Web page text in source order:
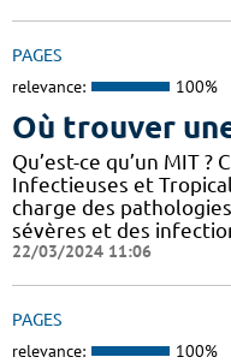
PAGES
relevance: 100%
Où trouver
Qu’est-ce qu’un MIT ?
Infectieuses et
charge des
sévères et des
22/03/2024 11:06
PAGES
relevance: 100%